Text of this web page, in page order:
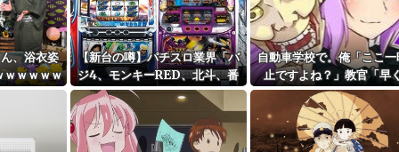
、浴衣姿
ｗｗｗｗｗ
【新台の噂】パチスロ業界「バ
ジ4、モンキーRED、北斗、番
長5が年末に出るぞ！」←全部一
緒に来てどうするんだよ！！！
少しは分けろよ！
自動車学校で。俺「ここ
止ですよね？」教官「早
け！」→指示どおり進ん
後、バイクと衝突してし